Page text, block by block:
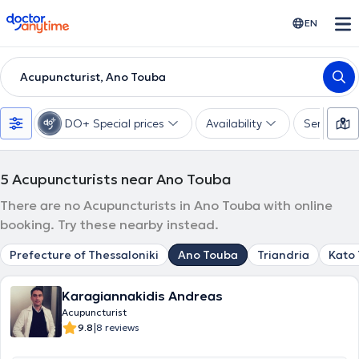
doctoranytime EN
Acupuncturist, Ano Touba
DO+ Special prices Availability Services
5 Acupuncturists near Ano Touba
There are no Acupuncturists in Ano Touba with online
booking. Try these nearby instead.
Prefecture of Thessaloniki Ano Touba Triandria Kato
Karagiannakidis Andreas
Acupuncturist
9.8|8 reviews